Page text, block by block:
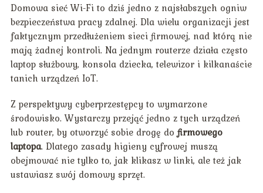
Domowa sieć Wi-Fi to dziś jedno z najsłabszych ogniw
bezpieczeństwa pracy zdalnej. Dla wielu organizacji jest
faktycznym przedłużeniem sieci firmowej, nad którą nie
mają żadnej kontroli. Na jednym routerze działa często
laptop służbowy, konsola dziecka, telewizor i kilkanaście
tanich urządzeń IoT.
Z perspektywy cyberprzestępcy to wymarzone
środowisko. Wystarczy przejąć jedno z tych urządzeń
lub router, by otworzyć sobie drogę dofirmowego
laptopa. Dlatego zasady higieny cyfrowej muszą
obejmować nie tylko to, jak klikasz w linki, ale też jak
ustawiasz swój domowy sprzęt.